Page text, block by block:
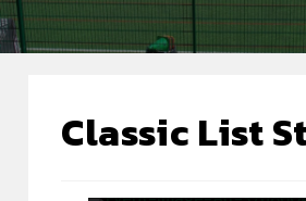
Classic List